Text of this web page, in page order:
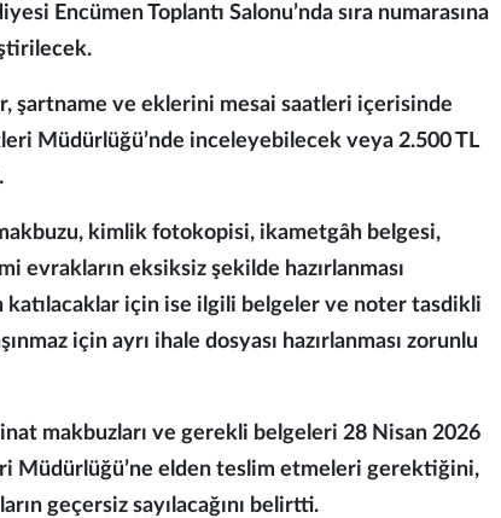
Encümen Toplantı Salonu’nda sıra numarasına
şartname ve eklerini mesai saatleri içerisinde
Müdürlüğü’nde inceleyebilecek veya 2.500 TL
kimlik fotokopisi, ikametgâh belgesi,
eksiksiz şekilde hazırlanması
için ise ilgili belgeler ve noter tasdikli
için ayrı ihale dosyası hazırlanması zorunlu
makbuzları ve gerekli belgeleri 28 Nisan 2026
Müdürlüğü’ne elden teslim etmeleri gerektiğini,
geçersiz sayılacağını belirtti.